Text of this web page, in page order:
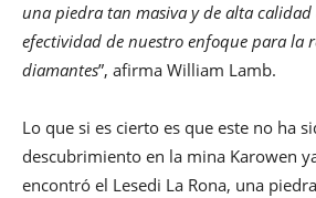
una piedra tan masiva y de alta
efectividad de nuestro enfoque para la
diamantes”, afirma William Lamb.
Lo que si es cierto es que este no ha
descubrimiento en la mina Karowen
encontró el Lesedi La Rona, una